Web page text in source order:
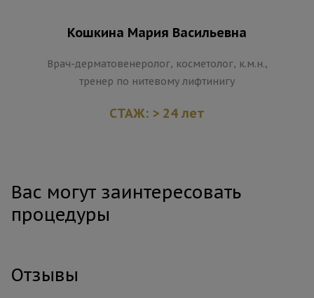
Кошкина Мария Васильевна
Врач-дерматовенеролог, косметолог, к.м.н.,
тренер по нитевому лифтинигу
СТАЖ: > 24 лет
Вас могут заинтересовать
процедуры
Отзывы